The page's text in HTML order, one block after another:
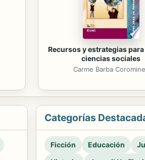
Recursos y estrategias
ciencias sociales
Carme Barba
Categorías
Ficción Educación